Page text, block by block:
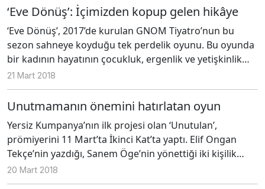
‘Eve Dönüş’: İçimizden kopup gelen hikâye
‘Eve Dönüş’, 2017’de kurulan GNOM Tiyatro’nun bu
sezon sahneye koyduğu tek perdelik oyunu. Bu oyunda
bir kadının hayatının çocukluk, ergenlik ve yetişkinlik
evrelerine tanıklık ediyoruz. Barış Gönenen ve Ece Nur
Ateş’in ortak kaleminden çıkan oyunun yönetmenliğini
Barış Gönenen üstleniyor. Oyuna konu olan Zeynep’in
çocukluk, ergenlik ve yetişkinlik dönemlerini sırasıyla
Ece Nur Ateş, İrem Yünsel ve Tara Demircioğlu
canlandırıyor. Bu üç farklı dönemde Zeynep’in hayatına
giren üç erkeği ise Yusuf Sefaoğlu oynuyor.
21 Mart 2018
Unutmamanın önemini hatırlatan oyun
Yersiz Kumpanya’nın ilk projesi olan ‘Unutulan’,
prömiyerini 11 Mart’ta İkinci Kat’ta yaptı. Elif Ongan
Tekçe’nin yazdığı, Sanem Öge’nin yönettiği iki kişilik
oyunun karakterleri Mari ve Nıvart, Elif Ongan Tekçe ile
Burçak Karaboğa Güney tarafından canlandırılıyor.
20 Mart 2018